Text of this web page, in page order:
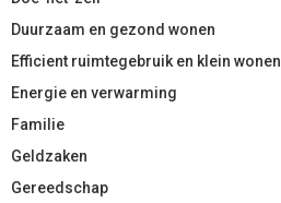
Duurzaam en gezond wonen
Efficient ruimtegebruik en klein wonen
Energie en verwarming
Familie
Geldzaken
Gereedschap